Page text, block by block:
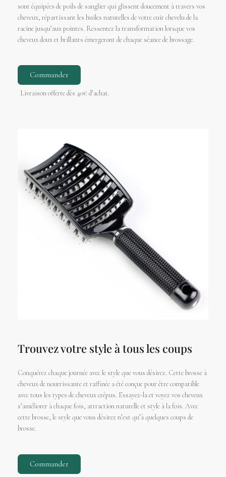
sont équipées de poils de sanglier qui glissent doucement à travers vos
cheveux, répartissant les huiles naturelles de votre cuir chevelu de la
racine jusqu’aux pointes. Ressentez la transformation lorsque vos
cheveux doux et brillants émergeront de chaque séance de brossage.
Commander
Livraison offerte dès 40€ d’achat.
Trouvez votre style à tous les coups
Conquérez chaque journée avec le style que vous désirez. Cette brosse à
cheveux de nourrissante et raffinée a été conçue pour être compatible
avec tous les types de cheveux crépus. Essayez-la et voyez vos cheveux
s’améliorer à chaque fois, attraction naturelle et style à la fois. Avec
cette brosse, le style que vous désirez n’est qu’à quelques coups de
brosse.
Commander